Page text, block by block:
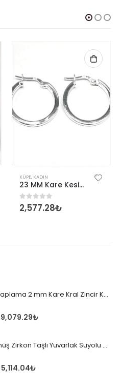
KÜPE, KADIN
23 MM Kare Kesim Gümüş Şarnel Halka Küpe
0 out of 5
2,577.28₺
14 Ayar Altın Kaplama 2 mm Kare Kral Zincir Kolye
9,079.29₺
925 Ayar Gümüş Zirkon Taşlı Yuvarlak Suyolu Bileklik
5,114.04₺